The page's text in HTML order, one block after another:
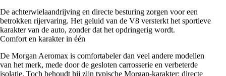
De achterwielaandrijving en directe besturing zorgen voor een
betrokken rijervaring. Het geluid van de V8 versterkt het sportieve
karakter van de auto, zonder dat het opdringerig wordt.
Comfort en karakter in één
De Morgan Aeromax is comfortabeler dan veel andere modellen
van het merk, mede door de gesloten carrosserie en verbeterde
isolatie. Toch behoudt hij zijn typische Morgan-karakter: directe